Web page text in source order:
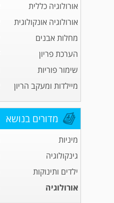
אורולוגיה כללית
אורולוגיה אונקולוגית
מחלות אבנים
הערכת פריון
שימור פוריות
מיילדות ומעקב הריון
מדורים בנושא
מיניות
גינקולוגיה
ילדים ותינוקות
אורולוגיה